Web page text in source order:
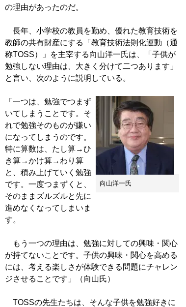
の理由があったのだ。
長年、小学校の教員を勤め、優れた教育技術を
教師の共有財産にする「教育技術法則化運動（通
称TOSS）」を主宰する向山洋一氏は、「子供が
勉強しない理由は、大きく分けて二つあります」
と言い、次のように説明している。
向山洋一氏
「一つは、勉強でつまず
いてしまうことです。そ
れで勉強そのものが嫌い
になってしまうのです。
特に算数は、たし算→ひ
き算→かけ算→わり算
と、積み上げていく勉強
です。一度つまずくと、
そのままズルズルと先に
進めなくなってしまいま
す。
もう一つの理由は、勉強に対しての興味・関心
が持てないことです。子供の興味・関心を高める
には、考える楽しさが体験できる問題にチャレン
ジさせることです」（向山氏）
TOSSの先生たちは、そんな子供を勉強好きに